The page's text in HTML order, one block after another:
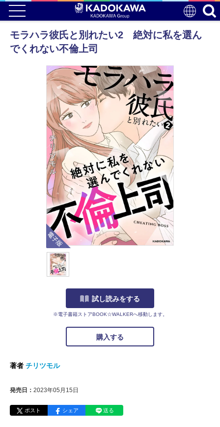
モラハラ彼氏と別れたい2 絶対に私を選ん
でくれない不倫上司
電子版
試し読みをする
※電子書籍ストアBOOK☆WALKERへ移動します。
購入する
著者 チリツモル
発売日： 2023年05月15日
ポスト シェア 送る